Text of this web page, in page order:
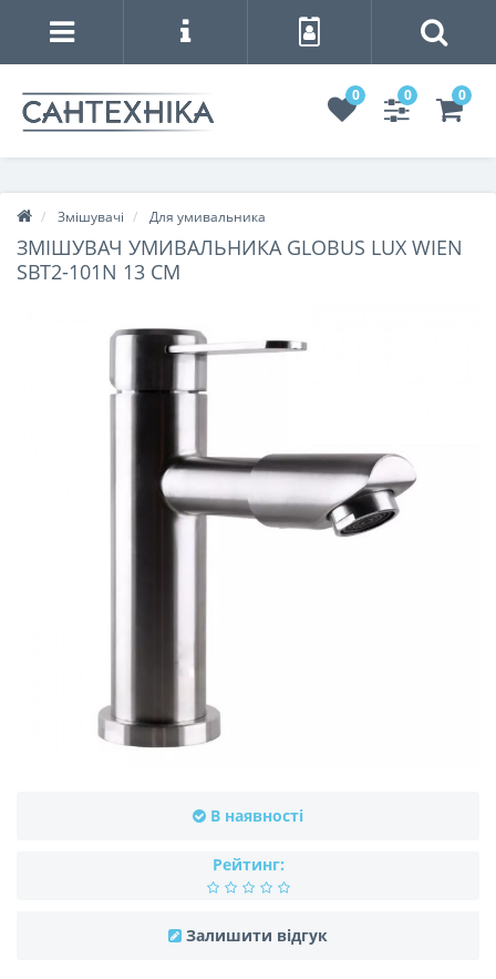
0 0 0
Змішувачі Для умивальника
ЗМІШУВАЧ УМИВАЛЬНИКА GLOBUS LUX WIEN
SBT2-101N 13 СМ
В наявності
Рейтинг:
Залишити відгук